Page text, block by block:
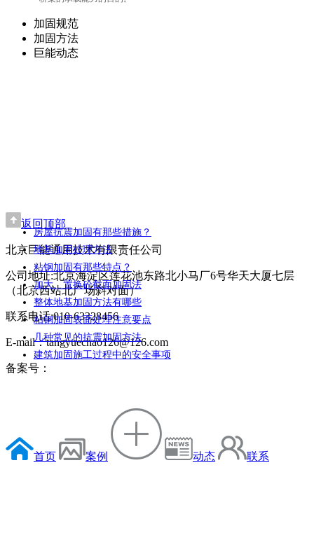
加固规范
加固方法
巨能动态
房屋抗震加固有那些措施？
地基加固处理方法
粘钢加固有那些特点？
加大、置换砼截面加固法
整体地基加固方法有哪些
粘钢加固表面处理注意要点
几种常见的抗震加固方法
建筑加固施工过程中的安全事项
返回顶部
北京巨能通用技术有限责任公司
公司地址:北京海淀区莲花池东路北小马厂6号华天大厦七层
（北京西站北广场斜对面）
联系电话:010-63328456
E-mail：tangyuechao126@126.com
备案号：
首页 案例 动态 联系